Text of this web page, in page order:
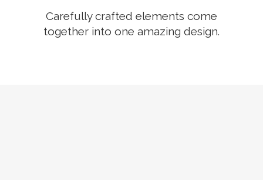
Carefully crafted elements come
together into one amazing design.